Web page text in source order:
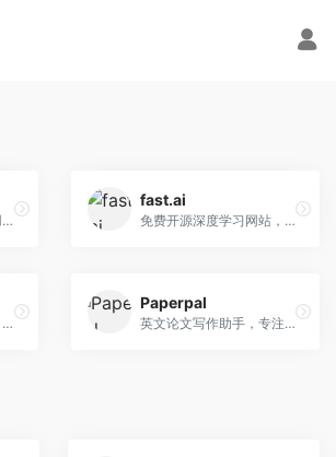
小红书推出的AI搜索应用，专注于生活方式内容搜索。面向小红书用户，提供生活攻略、消费决策、内容推荐等服务，生活方式内容丰富。
fast.ai
免费开源深度学习网站，专注于实用AI教学。面向开发者，提供免费深度学习课程、实战项目、代码库等资源，学习门槛低。
阿里推出的AI搜索助手，专注于智能信息获取。面向普通用户，提供智能搜索、内容整理、知识问答等服务，与阿里生态深度整合。
Paperpal
英文论文写作助手，专注于学术英语润色。面向需要发表国际期刊的研究者，提供语法检查、学术表达优化、格式规范等服务，英语表达地道专业。